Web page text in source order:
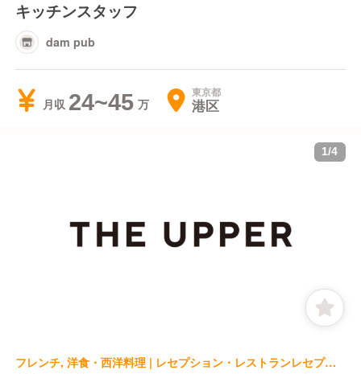
キッチンスタッフ
dam pub
月収 24~45 東京都
港区
1/4
フレンチ, 洋食・西洋料理 | レセプション・レストランレセプション